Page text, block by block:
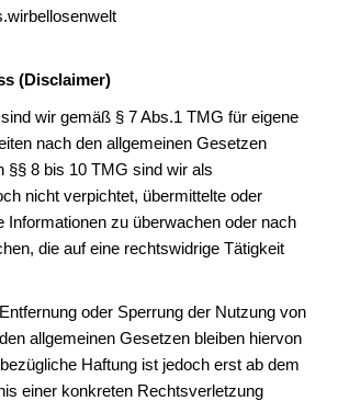
(Disclaimer)
wir gemäß § 7 Abs.1 TMG für eigene
nach den allgemeinen Gesetzen
§§ 8 bis 10 TMG sind wir als
nicht verpichtet, übermittelte oder
Informationen zu überwachen oder nach
die auf eine rechtswidrige Tätigkeit
oder Sperrung der Nutzung von
allgemeinen Gesetzen bleiben hiervon
Haftung ist jedoch erst ab dem
einer konkreten Rechtsverletzung